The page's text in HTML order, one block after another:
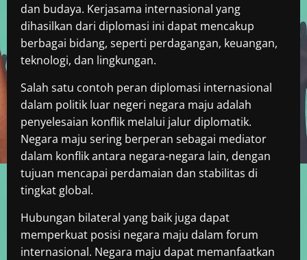
dan budaya. Kerjasama internasional yang
dihasilkan dari diplomasi ini dapat mencakup
berbagai bidang, seperti perdagangan, keuangan,
teknologi, dan lingkungan.
Salah satu contoh peran diplomasi internasional
dalam politik luar negeri negara maju adalah
penyelesaian konflik melalui jalur diplomatik.
Negara maju sering berperan sebagai mediator
dalam konflik antara negara-negara lain, dengan
tujuan mencapai perdamaian dan stabilitas di
tingkat global.
Hubungan bilateral yang baik juga dapat
memperkuat posisi negara maju dalam forum
internasional. Negara maju dapat memanfaatkan